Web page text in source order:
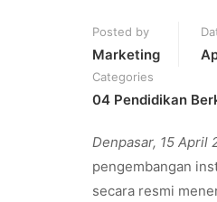
Posted by
Marketing
Categories
04 Pendidikan
Denpasar, 15 April
pengembangan
secara resmi